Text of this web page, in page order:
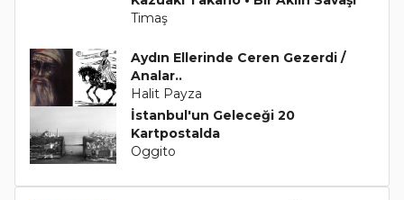
Timaş
Aydın Ellerinde Ceren Gezerdi /
Analar..
Halit Payza
İstanbul'un Geleceği 20
Kartpostalda
Oggito